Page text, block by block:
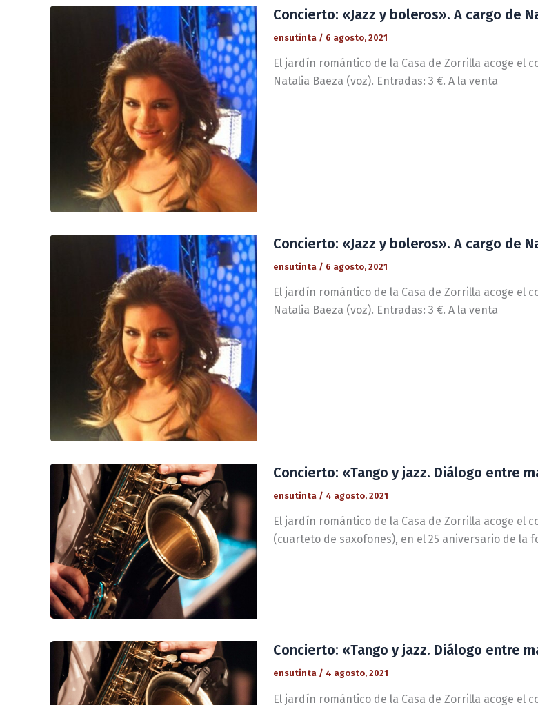
Concierto: «Jazz y boleros». A cargo de
ensutinta / 6 agosto, 2021
El jardín romántico de la Casa de Zorrilla acoge el
Natalia Baeza (voz). Entradas: 3 €. A la venta
Concierto: «Jazz y boleros». A cargo de
ensutinta / 6 agosto, 2021
El jardín romántico de la Casa de Zorrilla acoge el
Natalia Baeza (voz). Entradas: 3 €. A la venta
Concierto: «Tango y jazz. Diálogo entre
ensutinta / 4 agosto, 2021
El jardín romántico de la Casa de Zorrilla acoge el
(cuarteto de saxofones), en el 25 aniversario de la
Concierto: «Tango y jazz. Diálogo entre
ensutinta / 4 agosto, 2021
El jardín romántico de la Casa de Zorrilla acoge el